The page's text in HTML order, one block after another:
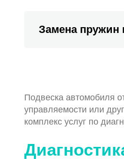
Замена пружин
Подвеска автомобиля
управляемости или
комплекс услуг по